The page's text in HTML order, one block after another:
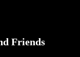
Friends